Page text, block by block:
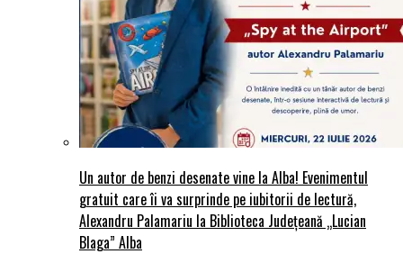
Un autor de benzi desenate vine la Alba! Evenimentul
gratuit care îi va surprinde pe iubitorii de lectură,
Alexandru Palamariu la Biblioteca Județeană „Lucian
Blaga” Alba